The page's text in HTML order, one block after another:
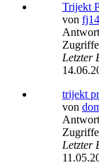
Trijekt
von
Letzter
trijekt
von
Letzter